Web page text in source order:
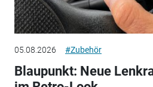
05.08.2026 #Zubehör
Blaupunkt: Neue